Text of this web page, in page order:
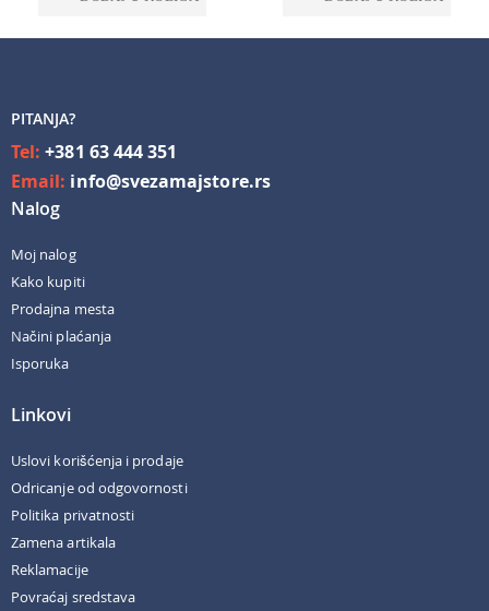
PITANJA?
Tel:+381 63 444 351
Email: info@svezamajstore.rs
Nalog
Moj nalog
Kako kupiti
Prodajna mesta
Načini plaćanja
Isporuka
Linkovi
Uslovi korišćenja i prodaje
Odricanje od odgovornosti
Politika privatnosti
Zamena artikala
Reklamacije
Povraćaj sredstava